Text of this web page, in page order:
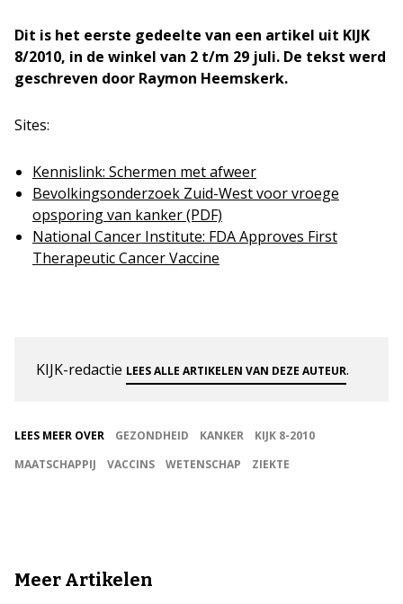
Dit is het eerste gedeelte van een artikel uit KIJK
8/2010, in de winkel van 2 t/m 29 juli. De tekst werd
geschreven door Raymon Heemskerk.
Sites:
Kennislink: Schermen met afweer
Bevolkingsonderzoek Zuid-West voor vroege
opsporing van kanker (PDF)
National Cancer Institute: FDA Approves First
Therapeutic Cancer Vaccine
KIJK-redactie LEES ALLE ARTIKELEN VAN DEZE AUTEUR.
LEES MEER OVER GEZONDHEID KANKER
KIJK 8-2010
MAATSCHAPPIJ
VACCINS WETENSCHAP ZIEKTE
Meer Artikelen